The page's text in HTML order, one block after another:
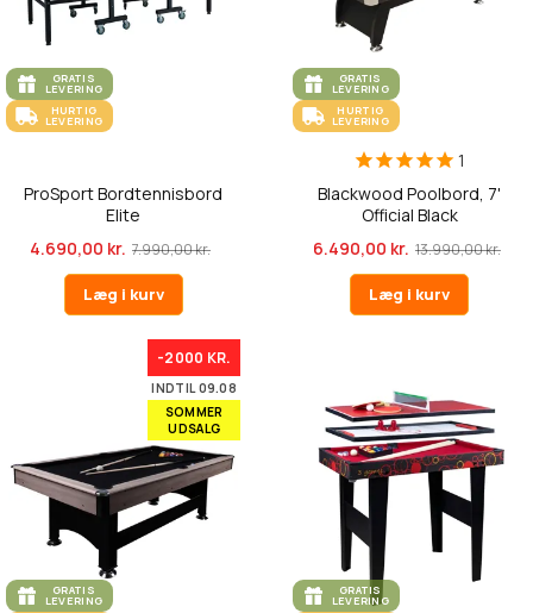
GRATIS
LEVERING
HURTIG
LEVERING
ProSport Bordtennisbord
Elite
4.690,00 kr. 7.990,00 kr.
Læg i kurv
GRATIS
LEVERING
HURTIG
LEVERING
1
Blackwood Poolbord, 7'
Official Black
6.490,00 kr. 13.990,00 kr.
Læg i kurv
-2000 KR.
INDTIL 09.08
SOMMER
UDSALG
GRATIS
LEVERING
GRATIS
LEVERING